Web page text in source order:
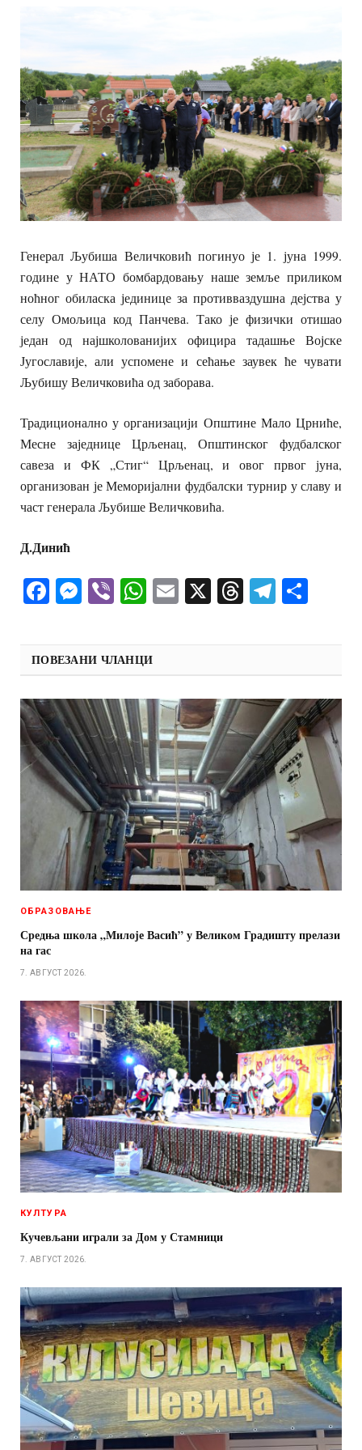
Генерал Љубиша Величковић погинуо је 1. јуна 1999.
године у НАТО бомбардовању наше земље приликом
ноћног обиласка јединице за противваздушна дејства у
селу Омољица код Панчева. Тако је физички отишао
један од најшколованијих официра тадашње Војске
Југославије, али успомене и сећање заувек ће чувати
Љубишу Величковића од заборава.
Традиционално у организацији Општине Мало Црниће,
Месне заједнице Црљенац, Општинског фудбалског
савеза и ФК „Стиг“ Црљенац, и овог првог јуна,
организован је Меморијални фудбалски турнир у славу и
част генерала Љубише Величковића.
Д.Динић
Facebook
Messenger
ViberWhatsApp
Email
X Threads
ПОВЕЗАНИ ЧЛАНЦИ
ОБРАЗОВАЊЕ
Средња школа „Милоје Васић” у Великом Градишту прелази
на гас
7. АВГУСТ 2026.
КУЛТУРА
Кучевљани играли за Дом у Стамници
7. АВГУСТ 2026.